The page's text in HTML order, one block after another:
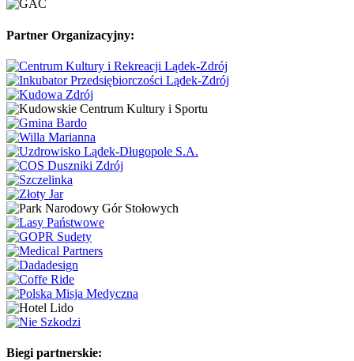
Partner Organizacyjny:
Biegi partnerskie: